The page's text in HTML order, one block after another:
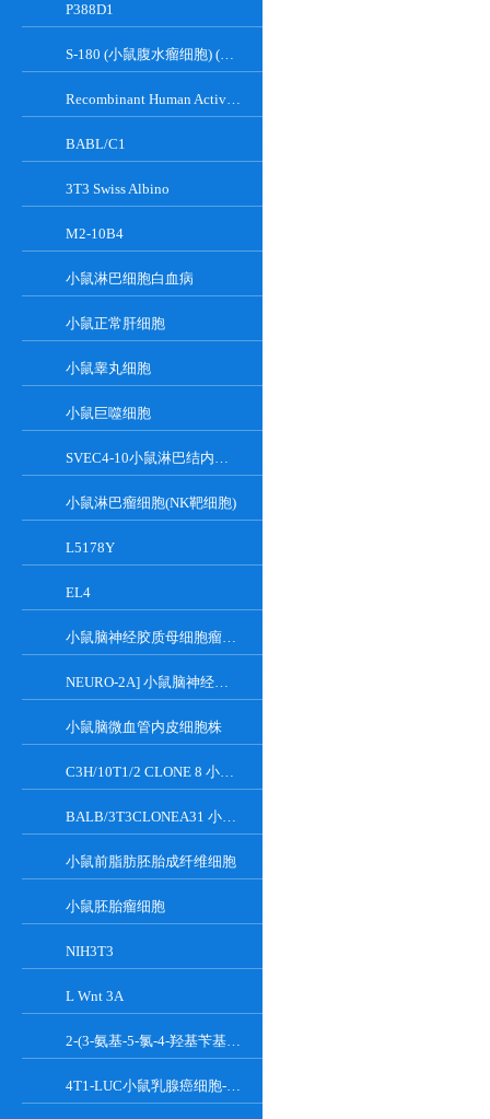
P388D1
S-180 (小鼠腹水瘤细胞) (种属鉴定正确)
Recombinant Human Active Focal Adhesion Kinase
BABL/C1
3T3 Swiss Albino
M2-10B4
小鼠淋巴细胞白血病
小鼠正常肝细胞
小鼠睾丸细胞
小鼠巨噬细胞
SVEC4-10小鼠淋巴结内皮细胞
小鼠淋巴瘤细胞(NK靶细胞)
L5178Y
EL4
小鼠脑神经胶质母细胞瘤瘤株
NEURO-2A] 小鼠脑神经瘤细胞
小鼠脑微血管内皮细胞株
C3H/10T1/2 CLONE 8 小鼠胚胎成纤维细胞系
BALB/3T3CLONEA31 小鼠胚胎成纤维细胞
小鼠前脂肪胚胎成纤维细胞
小鼠胚胎瘤细胞
NIH3T3
L Wnt 3A
2-(3-氨基-5-氯-4-羟基苄基)-1H-异吲哚-1,3(2H)-二酮
4T1-LUC小鼠乳腺癌细胞-荧光素酶标记